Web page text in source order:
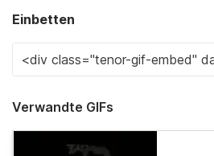
Einbetten
Verwandte GIFs